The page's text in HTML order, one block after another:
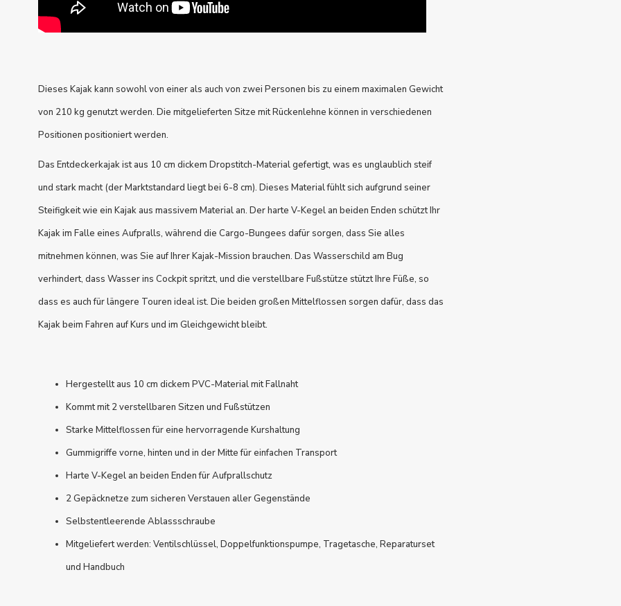
Dieses Kajak kann sowohl von einer als auch von zwei Personen bis zu einem maximalen Gewicht
von 210 kg genutzt werden. Die mitgelieferten Sitze mit Rückenlehne können in verschiedenen
Positionen positioniert werden.
Das Entdeckerkajak ist aus 10 cm dickem Dropstitch-Material gefertigt, was es unglaublich steif
und stark macht (der Marktstandard liegt bei 6-8 cm). Dieses Material fühlt sich aufgrund seiner
Steifigkeit wie ein Kajak aus massivem Material an. Der harte V-Kegel an beiden Enden schützt Ihr
Kajak im Falle eines Aufpralls, während die Cargo-Bungees dafür sorgen, dass Sie alles
mitnehmen können, was Sie auf Ihrer Kajak-Mission brauchen. Das Wasserschild am Bug
verhindert, dass Wasser ins Cockpit spritzt, und die verstellbare Fußstütze stützt Ihre Füße, so
dass es auch für längere Touren ideal ist. Die beiden großen Mittelflossen sorgen dafür, dass das
Kajak beim Fahren auf Kurs und im Gleichgewicht bleibt.
Hergestellt aus 10 cm dickem PVC-Material mit Fallnaht
Kommt mit 2 verstellbaren Sitzen und Fußstützen
Starke Mittelflossen für eine hervorragende Kurshaltung
Gummigriffe vorne, hinten und in der Mitte für einfachen Transport
Harte V-Kegel an beiden Enden für Aufprallschutz
2 Gepäcknetze zum sicheren Verstauen aller Gegenstände
Selbstentleerende Ablassschraube
Mitgeliefert werden: Ventilschlüssel, Doppelfunktionspumpe, Tragetasche, Reparaturset
und Handbuch